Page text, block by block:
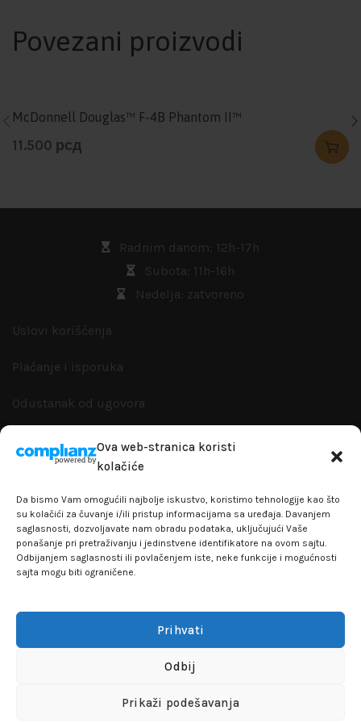
Ova web-stranica koristi
kolačiće
Da bismo Vam omogućili najbolje iskustvo, koristimo tehnologije kao što
su kolačići za čuvanje i/ili pristup informacijama sa uređaja. Davanjem
saglasnosti, dozvoljavate nam obradu podataka, uključujući Vaše
ponašanje pri pretraživanju i jedinstvene identifikatore na ovom sajtu.
Odbijanjem saglasnosti ili povlačenjem iste, neke funkcije i mogućnosti
sajta mogu biti ograničene.
Prihvati
Odbij
Prikaži podešavanja
Povezani proizvodi
McDonnell Douglas™ F-4B Phantom II™
11.500 рсд
Radnim danom: 12h-17h
Subota: 11h-16h
Nedelja: zatvoreno
Uslovi korišćenja
Plaćanje i isporuka
Odustanak od ugovora
Reklamacije i garanacije
Politika privatnosti
info@flakhobby.com
Adresa: Paunova 24 - TC Banjica
FLAKHOBBY© 2021 Sva prava zadržana